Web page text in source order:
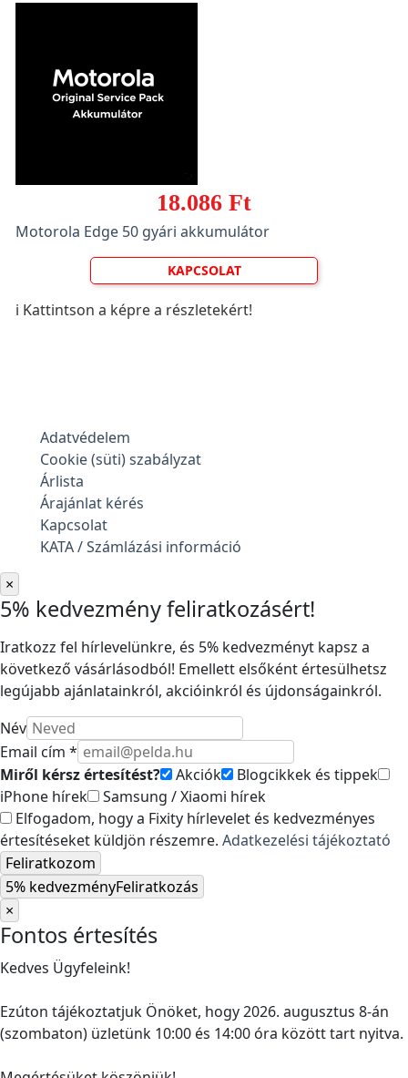
18.086 Ft
Motorola Edge 50 gyári akkumulátor
KAPCSOLAT
ℹ️ Kattintson a képre a részletekért!
Adatvédelem
Cookie (süti) szabályzat
Árlista
Árajánlat kérés
Kapcsolat
KATA / Számlázási információ
×
5% kedvezmény feliratkozásért!
Iratkozz fel hírlevelünkre, és 5% kedvezményt kapsz a
következő vásárlásodból! Emellett elsőként értesülhetsz
legújabb ajánlatainkról, akcióinkról és újdonságainkról.
Név
Email cím *
Miről kérsz értesítést?
Akciók
Blogcikkek és tippek
iPhone hírek
Samsung / Xiaomi hírek
Elfogadom, hogy a Fixity hírlevelet és kedvezményes
értesítéseket küldjön részemre. Adatkezelési tájékoztató
Feliratkozom
5% kedvezményFeliratkozás
×
Fontos értesítés
Kedves Ügyfeleink!
Ezúton tájékoztatjuk Önöket, hogy 2026. augusztus 8-án
(szombaton) üzletünk 10:00 és 14:00 óra között tart nyitva.